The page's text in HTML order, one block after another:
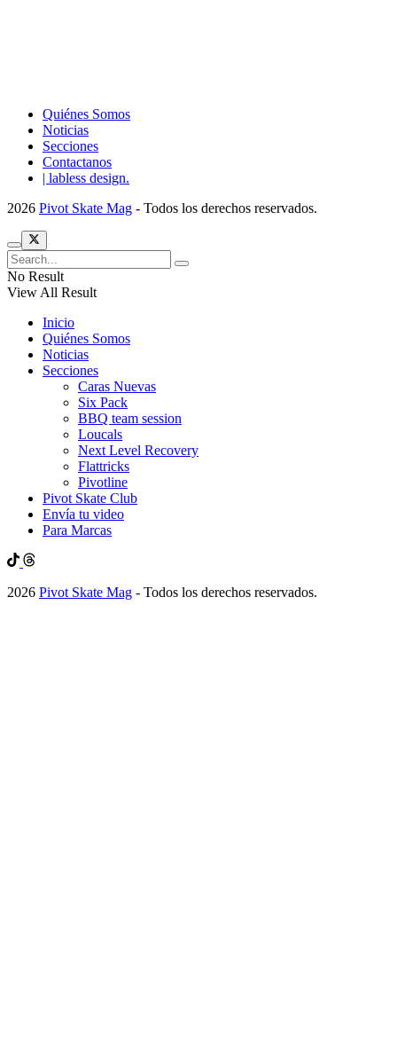
Quiénes Somos
Noticias
Secciones
Contactanos
| labless design.
2026 Pivot Skate Mag - Todos los derechos reservados.
No Result
View All Result
Inicio
Quiénes Somos
Noticias
Secciones
Caras Nuevas
Six Pack
BBQ team session
Loucals
Next Level Recovery
Flattricks
Pivotline
Pivot Skate Club
Envía tu video
Para Marcas
2026 Pivot Skate Mag - Todos los derechos reservados.